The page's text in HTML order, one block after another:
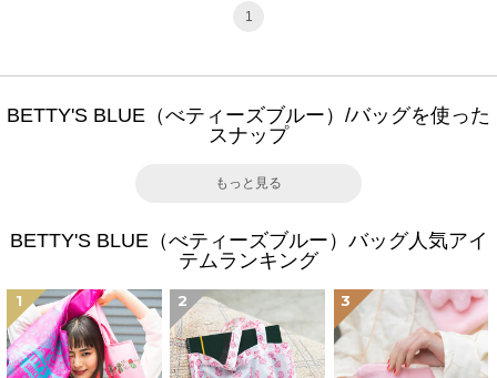
1
BETTY'S BLUE（べティーズブルー）/バッグを使った
スナップ
もっと見る
BETTY'S BLUE（べティーズブルー）バッグ人気アイ
テムランキング
1 2 3